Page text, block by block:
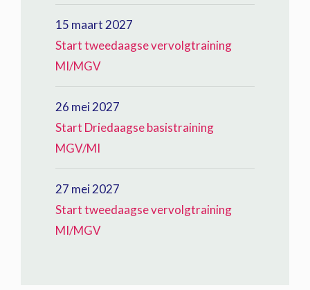
15 maart 2027
Start tweedaagse vervolgtraining
MI/MGV
26 mei 2027
Start Driedaagse basistraining
MGV/MI
27 mei 2027
Start tweedaagse vervolgtraining
MI/MGV